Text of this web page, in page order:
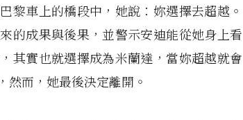
黎車上的橋段中，她說：妳選擇去超越。
的成果與後果，並警示安迪能從她身上看
其實也就選擇成為米蘭達，當妳超越就會
然而，她最後決定離開。